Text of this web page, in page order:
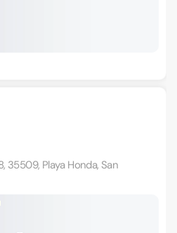
35509, Playa Honda, San